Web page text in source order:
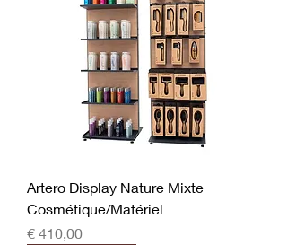
Artero Display Nature Mixte
Cosmétique/Matériel
Prijs
€ 410,00